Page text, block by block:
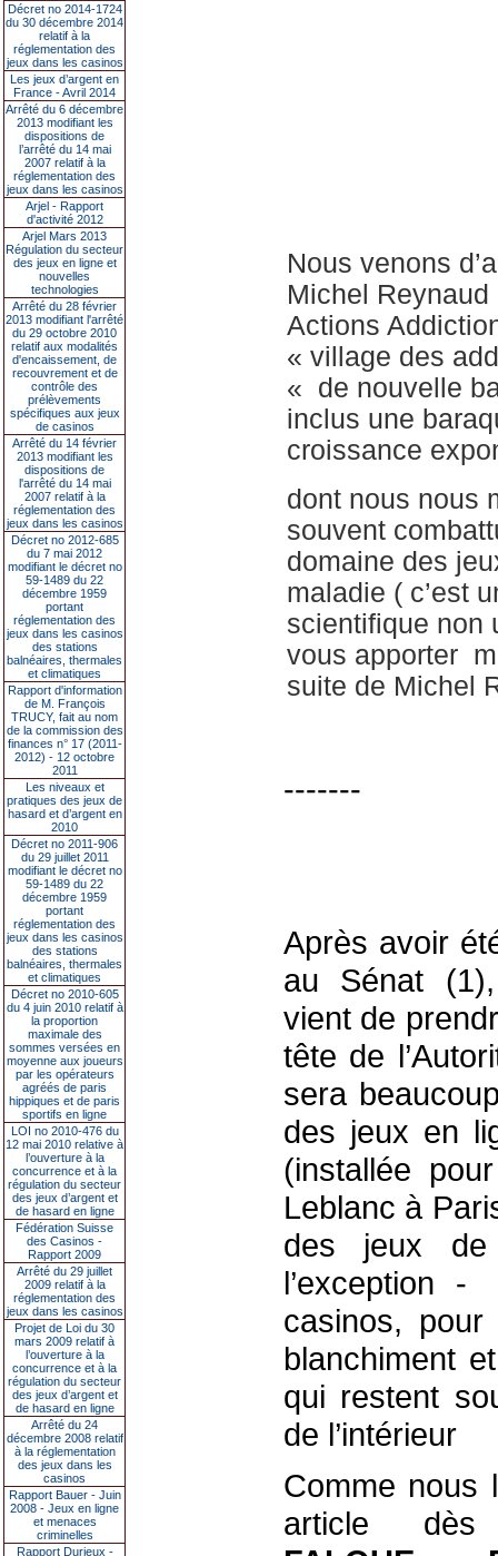
Décret no 2014-1724
du 30 décembre 2014
relatif à la
réglementation des
jeux dans les casinos
Les jeux d’argent en
France - Avril 2014
Arrêté du 6 décembre
2013 modifiant les
dispositions de
l’arrêté du 14 mai
2007 relatif à la
réglementation des
jeux dans les casinos
Arjel - Rapport
d'activité 2012
Arjel Mars 2013
Régulation du secteur
des jeux en ligne et
nouvelles
technologies
Arrêté du 28 février
2013 modifiant l'arrêté
du 29 octobre 2010
relatif aux modalités
d'encaissement, de
recouvrement et de
contrôle des
prélèvements
spécifiques aux jeux
de casinos
Arrêté du 14 février
2013 modifiant les
dispositions de
l'arrêté du 14 mai
2007 relatif à la
réglementation des
jeux dans les casinos
Décret no 2012-685
du 7 mai 2012
modifiant le décret no
59-1489 du 22
décembre 1959
portant
réglementation des
jeux dans les casinos
des stations
balnéaires, thermales
et climatiques
Rapport d'information
de M. François
TRUCY, fait au nom
de la commission des
finances n° 17 (2011-
2012) - 12 octobre
2011
Les niveaux et
pratiques des jeux de
hasard et d’argent en
2010
Décret no 2011-906
du 29 juillet 2011
modifiant le décret no
59-1489 du 22
décembre 1959
portant
réglementation des
jeux dans les casinos
des stations
balnéaires, thermales
et climatiques
Décret no 2010-605
du 4 juin 2010 relatif à
la proportion
maximale des
sommes versées en
moyenne aux joueurs
par les opérateurs
agréés de paris
hippiques et de paris
sportifs en ligne
LOI no 2010-476 du
12 mai 2010 relative à
l’ouverture à la
concurrence et à la
régulation du secteur
des jeux d’argent et
de hasard en ligne
Fédération Suisse
des Casinos -
Rapport 2009
Arrêté du 29 juillet
2009 relatif à la
réglementation des
jeux dans les casinos
Projet de Loi du 30
mars 2009 relatif à
l’ouverture à la
concurrence et à la
régulation du secteur
des jeux d’argent et
de hasard en ligne
Arrêté du 24
décembre 2008 relatif
à la réglementation
des jeux dans les
casinos
Rapport Bauer - Juin
2008 - Jeux en ligne
et menaces
criminelles
Rapport Durieux -
Nous venons
Michel
Actions
« village des
« de nouvelle
inclus une
croissance
dont nous nous
souvent
domaine des
maladie ( c’est
scientifique non
vous apporter
suite de Michel
-------
Après avoir
au Sénat
vient de
tête de
sera
des jeux en
(installée
Leblanc à
des jeux de
l’exception
casinos,
blanchiment
qui restent
de l’intérieur
Comme nous
article dès